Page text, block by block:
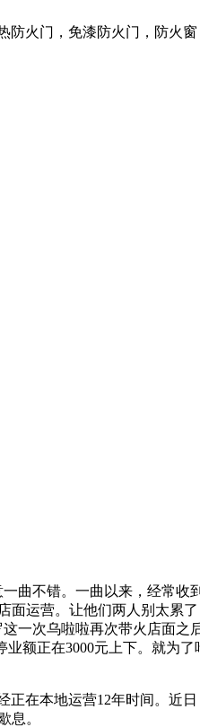
火门，免漆防火门，防火
不错。一曲以来，经常收
运营。让他们两人别太累
一次乌啦啦再次带火店面
额正在3000元上下。就为
本地运营12年时间。近
息。